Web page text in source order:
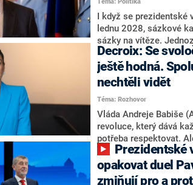
redakce nevyloučil.
Zdeněk Nytra redakci
některých senátorů z
nepřítel, ale soupeř.
I když se prezidentské
lednu 2028, sázkové
sázky na vítěze.
hlava státu Petr Pavel.
zmiňují dva výrazné
Andreje Babiše a
Oblíbeným tipem
Motoristy Filip Turek.
o případné
značně pochybuje.
nemá osobu, která by
Decroix: Se
ještě hodná.
nechtěli vidět
Téma: Rozhovor
Vláda Andreje Babiše
revoluce, který dává
potřeba respektovat.
ministryně
rozhovoru pro CNN
ohledně politického
opakovat duel
zmiňují pro a